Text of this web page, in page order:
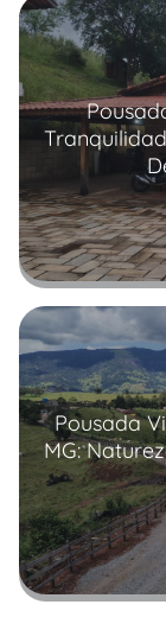
Pousada
MG: